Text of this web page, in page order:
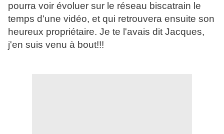
pourra voir évoluer sur le réseau biscatrain le
temps d'une vidéo, et qui retrouvera ensuite son
heureux propriétaire. Je te l'avais dit Jacques,
j'en suis venu à bout!!!